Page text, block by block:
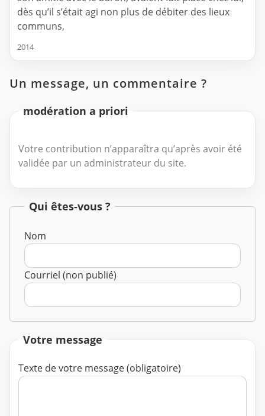
dès qu’il s’était agi non plus de débiter des lieux
communs,
2014
Un message, un commentaire ?
modération a priori
Votre contribution n’apparaîtra qu’après avoir été
validée par un administrateur du site.
Qui êtes-vous ?
Nom
Courriel (non publié)
Votre message
Texte de votre message (obligatoire)